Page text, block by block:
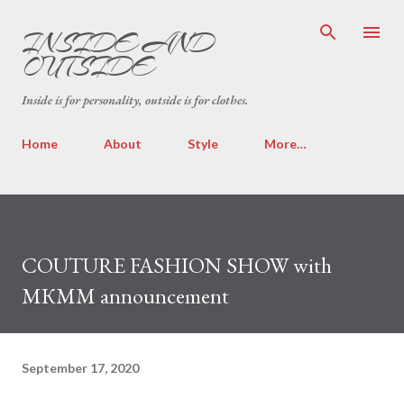
INSIDE AND
OUTSIDE
Inside is for personality, outside is for clothes.
Home About Style More…
COUTURE FASHION SHOW with
МКММ announcement
September 17, 2020